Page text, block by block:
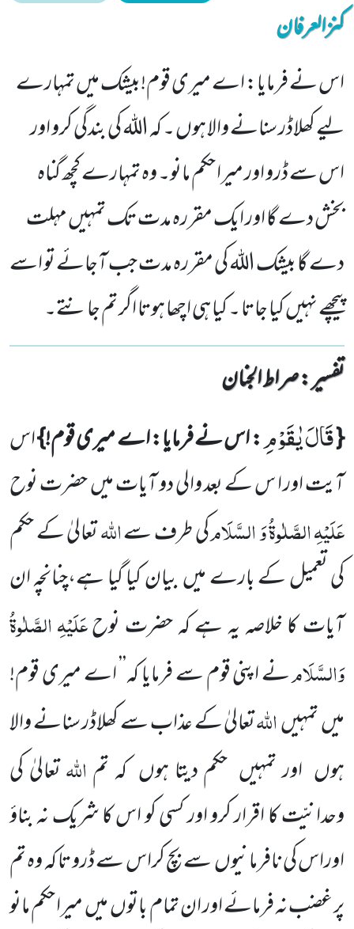
کنزالعرفان
اس نے فرمایا: اے میری قوم!بیشک میں تمہارے
لیے کھلاڈر سنانے والا ہوں ۔ کہ اللہ کی بندگی کرو اور
اس سے ڈرو اور میرا حکم مانو۔ وہ تمہارے کچھ گناہ
بخش دے گا اور ایک مقررہ مدت تک تمہیں مہلت
دے گا بیشک اللہ کی مقررہ مدت جب آجائے تو اسے
پیچھے نہیں کیا جاتا ۔ کیا ہی اچھا ہوتا اگر تم جانتے۔
تفسیر : ‎صراط الجنان
{قَالَ یٰقَوْمِ: اس نے فرمایا:اے میری قوم!}اس
آیت اور ا س کے بعد والی دو آیات میںحضرت نوح
عَلَیْہِالصَّلٰوۃُ وَالسَّلَامکی طرف سےاللّٰہتعالیٰ کے حکم
کی تعمیل کے بارے میںبیان کیا گیا ہے،چنانچہ ان
آیات کا خلاصہ یہ ہے کہ حضرت نوحعَلَیْہِالصَّلٰوۃُ
وَالسَّلَامنے اپنی قوم سے فرمایا کہ’’ اے میری قوم!
میںتمہیںاللّٰہتعالیٰ کے عذاب سے کھلاڈر سنانے والا
ہوں اور تمہیں حکم دیتا ہوںکہ تماللّٰہتعالیٰ کی
وحدانیّت کا اقرار کرو اور کسی کو اس کا شریک نہ بناؤ
اوراس کی نافرمانیوںسے بچ کراس سے ڈرو تا کہ وہ تم
پر غضب نہ فرمائے اور ان تمام باتوںمیںمیرا حکم مانو